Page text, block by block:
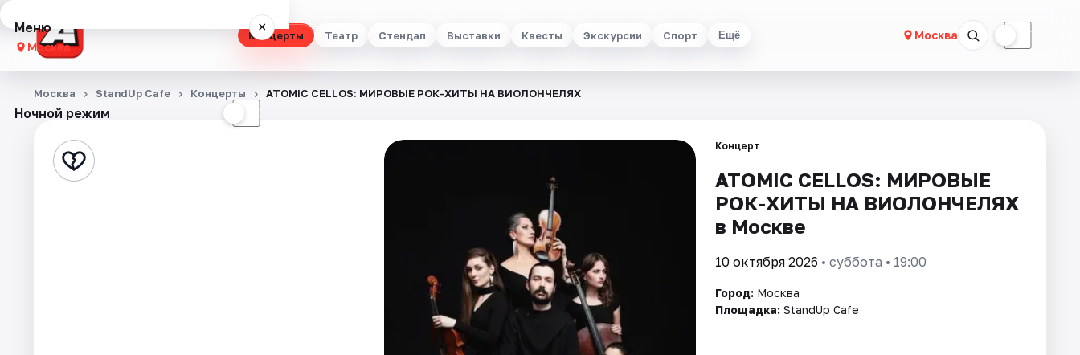
Концерты Театр Стендап Выставки Квесты Экскурсии Спорт Ещё Москва ☾
Меню ×
Москва
Концерты
Стендап
Ночной режим ☾
Москва StandUp Cafe Концерты ATOMIC CELLOS: МИРОВЫЕ РОК-ХИТЫ НА ВИОЛОНЧЕЛЯХ
Концерт
ATOMIC CELLOS: МИРОВЫЕ
РОК-ХИТЫ НА ВИОЛОНЧЕЛЯХ
в Москве
10 октября 2026 • суббота • 19:00
Город: Москва
Площадка: StandUp Cafe